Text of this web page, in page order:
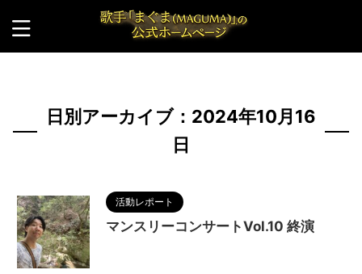
日別アーカイブ：2024年10月16
日
活動レポート
マンスリーコンサートVol.10 終演